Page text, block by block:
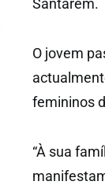
Santarém.
O jovem
femininos
“À sua